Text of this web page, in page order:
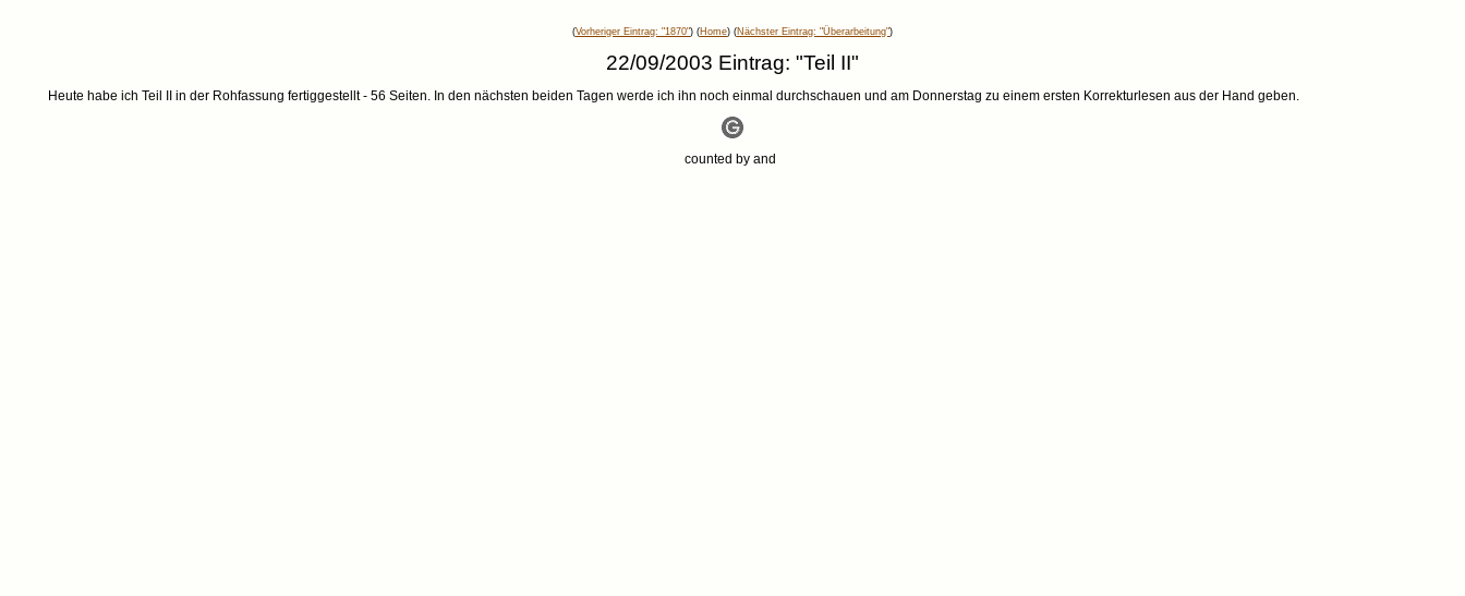
(Vorheriger Eintrag: "1870") (Home) (Nächster Eintrag: "Überarbeitung")
22/09/2003 Eintrag: "Teil II"
Heute habe ich Teil II in der Rohfassung fertiggestellt - 56 Seiten. In den nächsten beiden Tagen werde ich ihn noch einmal durchschauen und am Donnerstag zu einem ersten Korrekturlesen aus der Hand geben.
counted by and